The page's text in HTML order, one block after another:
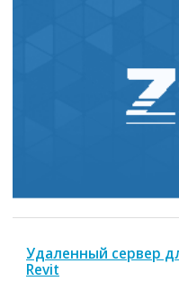
Удаленный сервер
Revit